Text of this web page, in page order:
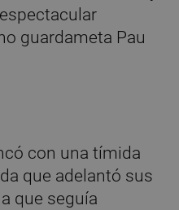
guardameta Pau
con una tímida
que adelantó sus
que seguía